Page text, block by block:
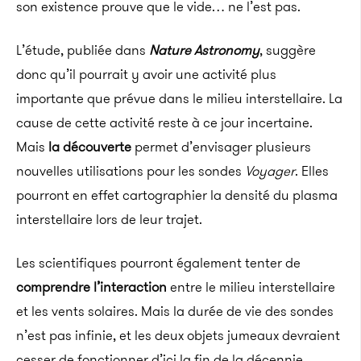
son existence prouve que le vide… ne l’est pas.
L’étude, publiée dans Nature Astronomy, suggère
donc qu’il pourrait y avoir une activité plus
importante que prévue dans le milieu interstellaire. La
cause de cette activité reste à ce jour incertaine.
Mais la découverte permet d’envisager plusieurs
nouvelles utilisations pour les sondes Voyager. Elles
pourront en effet cartographier la densité du plasma
interstellaire lors de leur trajet.
Les scientifiques pourront également tenter de
comprendre l’interaction entre le milieu interstellaire
et les vents solaires. Mais la durée de vie des sondes
n’est pas infinie, et les deux objets jumeaux devraient